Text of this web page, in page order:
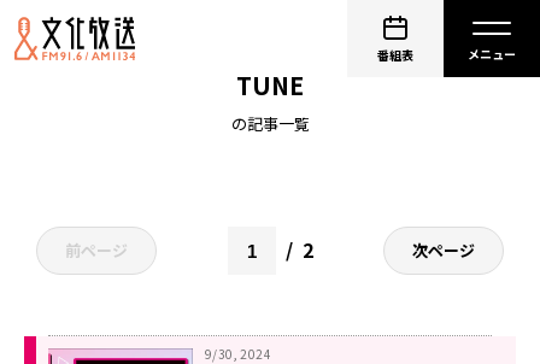
番組表
A＆Gメディアステーション FUN MORE
TUNE
の記事一覧
前ページ 2 次ページ
9/30, 2024